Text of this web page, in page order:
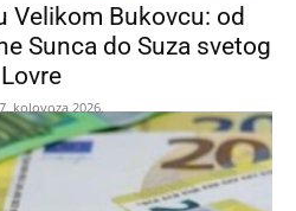
Velikom Bukovcu: od
Sunca do Suza svetog
Lovre
kolovoza 2026.